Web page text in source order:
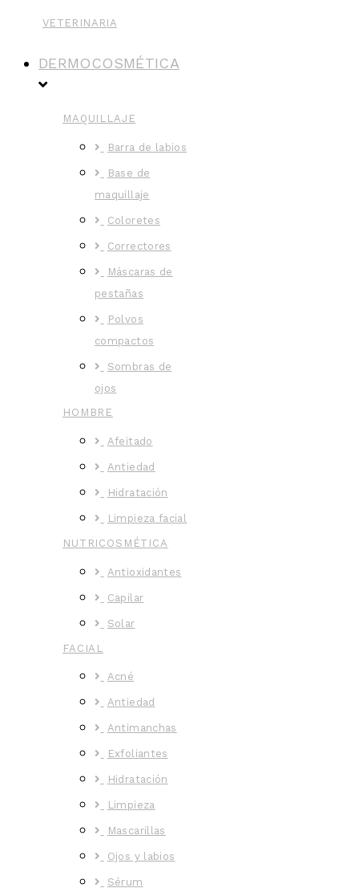
VETERINARIA
DERMOCOSMÉTICA
MAQUILLAJE
Barra de labios
Base de
maquillaje
Coloretes
Correctores
Máscaras de
pestañas
Polvos
compactos
Sombras de
ojos
HOMBRE
Afeitado
Antiedad
Hidratación
Limpieza facial
NUTRICOSMÉTICA
Antioxidantes
Capilar
Solar
FACIAL
Acné
Antiedad
Antimanchas
Exfoliantes
Hidratación
Limpieza
Mascarillas
Ojos y labios
Sérum